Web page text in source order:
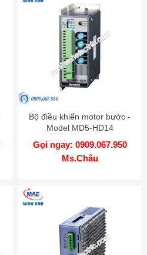
Bộ điều khiển motor bước -
Model MD5-HD14
Gọi ngay: 0909.067.950
Ms.Châu